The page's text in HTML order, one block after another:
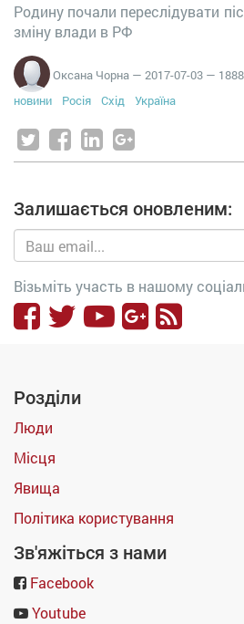
Родину почали переслідувати
зміну влади в РФ
Оксана Чорна — 2017-07-03 —
новини
Росія Схід Україна
Залишається оновленим:
Візьміть участь в нашому
Розділи
Люди
Місця
Явища
Політика користування
Зв'яжіться з нами
Facebook
Youtube